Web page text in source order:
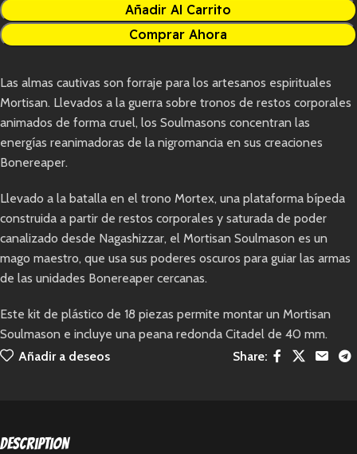
Añadir Al Carrito
Comprar Ahora
Las almas cautivas son forraje para los artesanos espirituales
Mortisan. Llevados a la guerra sobre tronos de restos corporales
animados de forma cruel, los Soulmasons concentran las
energías reanimadoras de la nigromancia en sus creaciones
Bonereaper.
Llevado a la batalla en el trono Mortex, una plataforma bípeda
construida a partir de restos corporales y saturada de poder
canalizado desde Nagashizzar, el Mortisan Soulmason es un
mago maestro, que usa sus poderes oscuros para guiar las armas
de las unidades Bonereaper cercanas.
Este kit de plástico de 18 piezas permite montar un Mortisan
Soulmason e incluye una peana redonda Citadel de 40 mm.
Añadir a deseos
Share:
Description